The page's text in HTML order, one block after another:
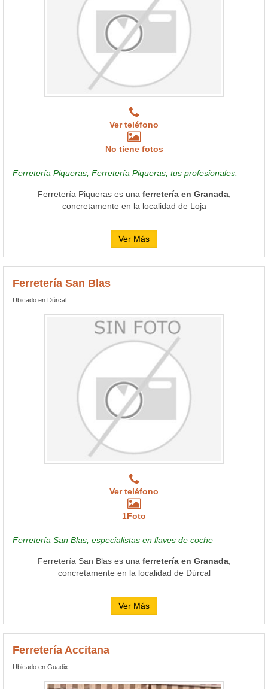
Ver teléfono
No tiene fotos
Ferretería Piqueras, Ferretería Piqueras, tus profesionales.
Ferretería Piqueras es una ferretería en Granada,
concretamente en la localidad de Loja
Ver Más
Ferretería San Blas
Ubicado en Dúrcal
Ver teléfono
1Foto
Ferretería San Blas, especialistas en llaves de coche
Ferretería San Blas es una ferretería en Granada,
concretamente en la localidad de Dúrcal
Ver Más
Ferretería Accitana
Ubicado en Guadix